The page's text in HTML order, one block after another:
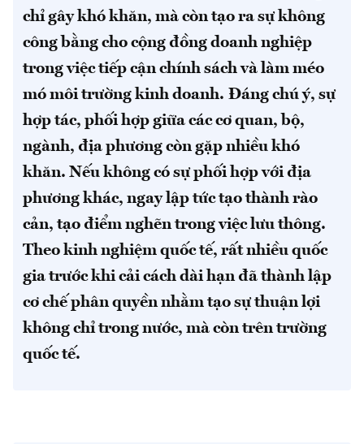
chỉ gây khó khăn, mà còn tạo ra sự không
công bằng cho cộng đồng doanh nghiệp
trong việc tiếp cận chính sách và làm méo
mó môi trường kinh doanh. Đáng chú ý, sự
hợp tác, phối hợp giữa các cơ quan, bộ,
ngành, địa phương còn gặp nhiều khó
khăn. Nếu không có sự phối hợp với địa
phương khác, ngay lập tức tạo thành rào
cản, tạo điểm nghẽn trong việc lưu thông.
Theo kinh nghiệm quốc tế, rất nhiều quốc
gia trước khi cải cách dài hạn đã thành lập
cơ chế phân quyền nhằm tạo sự thuận lợi
không chỉ trong nước, mà còn trên trường
quốc tế.